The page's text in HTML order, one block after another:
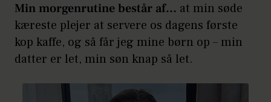
Min morgenrutine består af... at min søde
kæreste plejer at servere os dagens første
kop kaffe, og så får jeg mine børn op – min
datter er let, min søn knap så let.